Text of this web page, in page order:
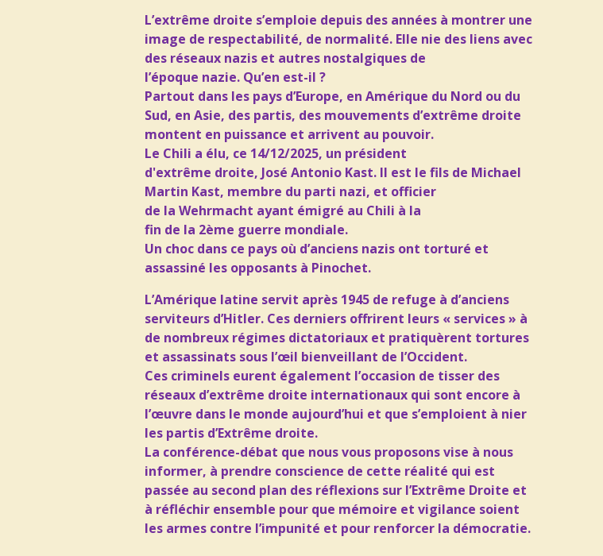
L’extrême droite s’emploie depuis des années à montrer une
image de respectabilité, de normalité. Elle nie des liens avec
des réseaux nazis et autres nostalgiques de
l’époque nazie. Qu’en est-il ?
Partout dans les pays d’Europe, en Amérique du Nord ou du
Sud, en Asie, des partis, des mouvements d’extrême droite
montent en puissance et arrivent au pouvoir.
Le Chili a élu, ce 14/12/2025, un président
d'extrême droite, José Antonio Kast. Il est le fils de Michael
Martin Kast, membre du parti nazi, et officier
de la Wehrmacht ayant émigré au Chili à la
fin de la 2ème guerre mondiale.
Un choc dans ce pays où d’anciens nazis ont torturé et
assassiné les opposants à Pinochet.
L’Amérique latine servit après 1945 de refuge à d’anciens
serviteurs d’Hitler. Ces derniers offrirent leurs « services » à
de nombreux régimes dictatoriaux et pratiquèrent tortures
et assassinats sous l’œil bienveillant de l’Occident.
Ces criminels eurent également l’occasion de tisser des
réseaux d’extrême droite internationaux qui sont encore à
l’œuvre dans le monde aujourd’hui et que s’emploient à nier
les partis d’Extrême droite.
La conférence-débat que nous vous proposons vise à nous
informer, à prendre conscience de cette réalité qui est
passée au second plan des réflexions sur l’Extrême Droite et
à réfléchir ensemble pour que mémoire et vigilance soient
les armes contre l’impunité et pour renforcer la démocratie.